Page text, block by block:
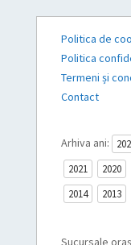
Politica de
Politica
Termeni și
Contact
Arhiva ani:
2021
2020
2014
2013
Sucursale